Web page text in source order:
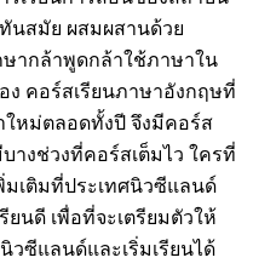
นสมัย ผสมผสานด้วย
ษากล้าพูดกล้าใช้ภาษาใน
ง คอร์สเรียนภาษาอังกฤษที่
หม่ตลอดทั้งปี จึงมีคอร์ส
างช่วงที่คอร์สเต็มไว ใครที่
มเติมที่ประเทศนิวซีแลนด์
ยนดี เพื่อที่จะเตรียมตัวให้
วซีแลนด์และเริ่มเรียนได้